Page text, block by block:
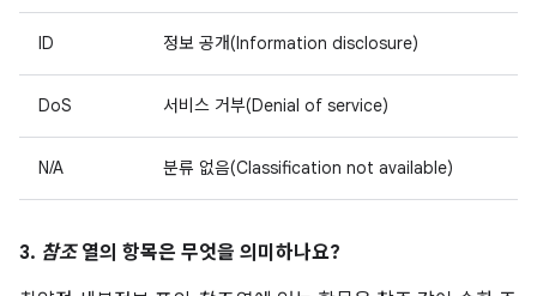
ID 정보 공개(Information disclosure)
DoS 서비스 거부(Denial of service)
N/A 분류 없음(Classification not available)
3. 참조열의 항목은 무엇을 의미하나요?